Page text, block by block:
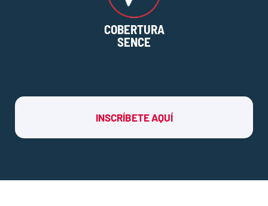
COBERTURA
SENCE
INSCRÍBETE AQUÍ